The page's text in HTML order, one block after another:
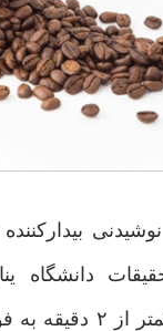
دانشگاه
کافئین می‌تواند در